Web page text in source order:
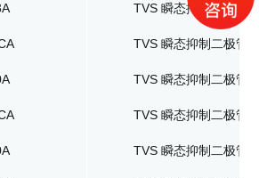
TVS 瞬态抑制二极管
TVS 瞬态抑制二极管
TVS 瞬态抑制二极管
TVS 瞬态抑制二极管
TVS 瞬态抑制二极管